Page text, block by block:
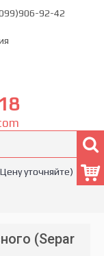
92-42
уточняйте)
(Separ